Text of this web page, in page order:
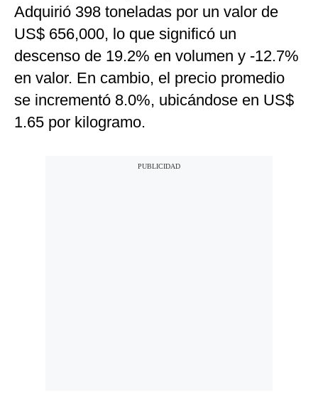
Adquirió 398 toneladas por un valor de
US$ 656,000, lo que significó un
descenso de 19.2% en volumen y -12.7%
en valor. En cambio, el precio promedio
se incrementó 8.0%, ubicándose en US$
1.65 por kilogramo.